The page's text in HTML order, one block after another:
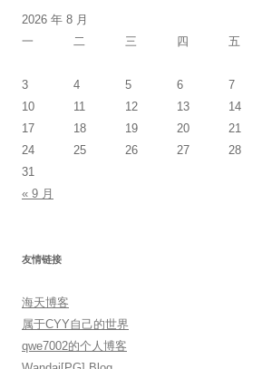
2026 年 8 月
一
二 三 四 五
3
4 5 6 7
10
11 12 13 14
17
18 19 20 21
24
25 26 27 28
31
« 9 月
友情链接
海天博客
属于CYY自己的世界
qwe7002的个人博客